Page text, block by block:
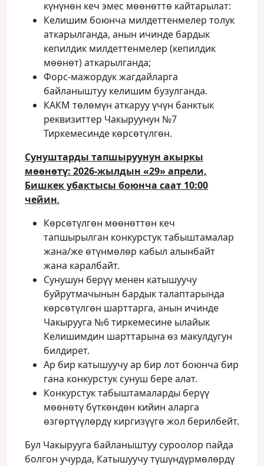
күнүнөн кеч эмес мөөнөттө кайтарылат:
Келишим боюнча милдеттенмелер толук
аткарылганда, анын ичинде бардык
кепилдик милдеттенмелер (кепилдик
мөөнөт) аткарылганда;
Форс-мажордук жагдайларга
байланыштуу келишим бузулганда.
КАКМ төлөмүн аткаруу үчүн банктык
реквизиттер Чакыруунун №7
Тиркемесинде көрсөтүлгөн.
Сунуштарды тапшыруунун акыркы
мөөнөтү: 2026-жылдын «29» апрели,
Бишкек убактысы боюнча саат 10:00
чейин.
Көрсөтүлгөн мөөнөттөн кеч
тапшырылган конкурстук табыштамалар
жана/же өтүнмөлөр кабыл алынбайт
жана каралбайт.
Сунушун берүү менен катышуучу
буйрутмачынын бардык талаптарында
көрсөтүлгөн шарттарга, анын ичинде
Чакырууга №6 тиркемесине ылайык
Келишимдин шарттарына өз макулдугун
билдирет.
Ар бир катышуучу ар бир лот боюнча бир
гана конкурстук сунуш бере алат.
Конкурстук табыштамаларды берүү
мөөнөтү бүткөндөн кийин аларга
өзгөртүүлөрдү киргизүүгө жол берилбейт.
Бул Чакырууга байланыштуу суроолор пайда
болгон учурда, Катышуучу түшүндүрмөлөрдү